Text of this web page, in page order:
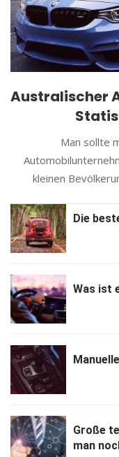
Australischer
Man sollte
kleinen
Die
Was ist
Große
man